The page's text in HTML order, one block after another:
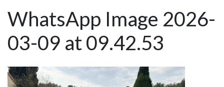
WhatsApp Image 2026-
03-09 at 09.42.53